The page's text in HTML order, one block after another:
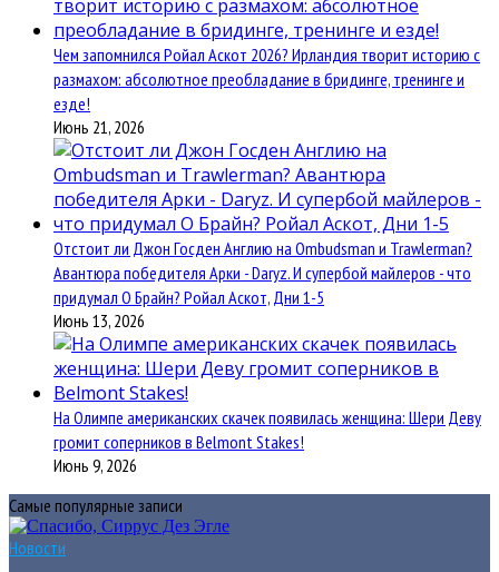
Чем запомнился Ройал Аскот 2026? Ирландия творит историю с
размахом: абсолютное преобладание в бридинге, тренинге и
езде!
Июнь 21, 2026
Отстоит ли Джон Госден Англию на Ombudsman и Trawlerman?
Авантюра победителя Арки - Daryz. И супербой майлеров - что
придумал О Брайн? Ройал Аскот, Дни 1-5
Июнь 13, 2026
На Олимпе американских скачек появилась женщина: Шери Деву
громит соперников в Belmont Stakes!
Июнь 9, 2026
Самые популярные записи
Новости